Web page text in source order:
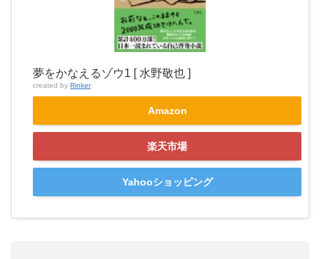
夢をかなえるゾウ1 [ 水野敬也 ]
created by Rinker
Amazon
楽天市場
Yahooショッピング